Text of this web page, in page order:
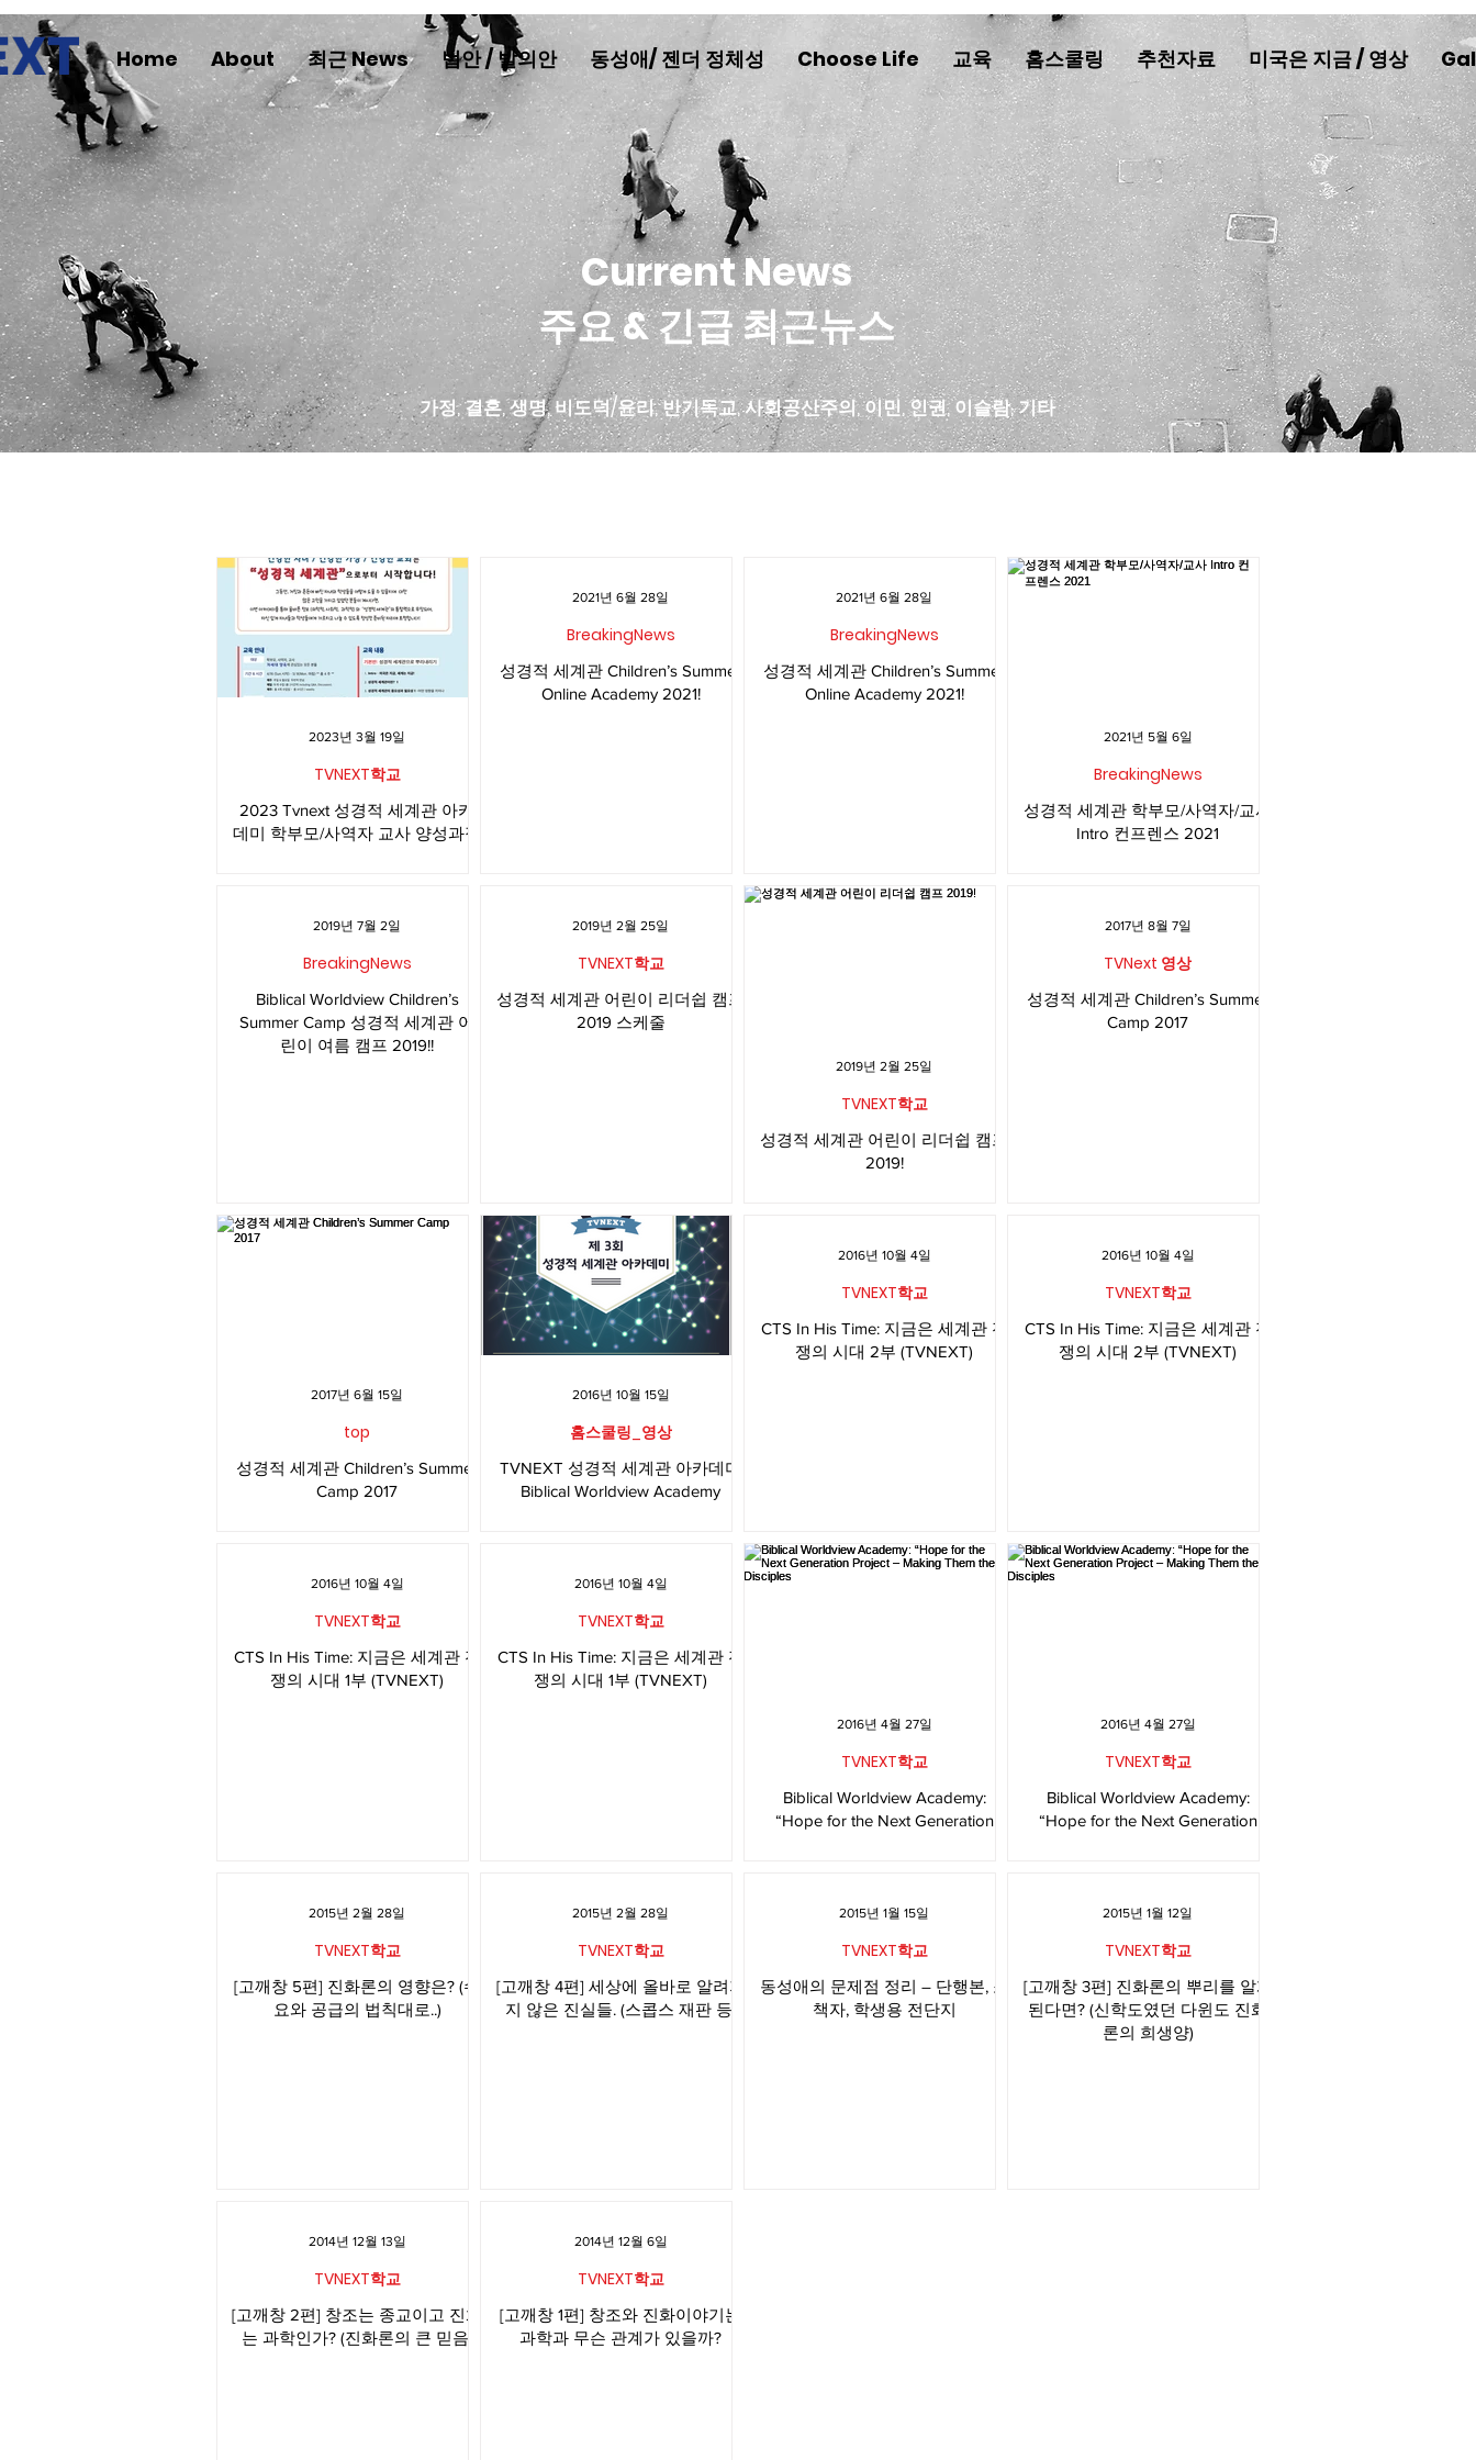
Home About 최근 News 법안 / 발의안 동성애/ 젠더 정체성 Choose Life 교육 홈스쿨링 추천자료 미국은 지금 / 영상
Current News
주요 & 긴급 최근뉴스
가정, 결혼, 생명, 비도덕/윤리, 반기독교, 사회공산주의, 이민, 인권, 이슬람, 기타
2023 Tvnext 성경적 세계관 아카
데미 학부모/사역자 교사 양성과정
TVNEXT학교
2023년 3월 19일
성경적 세계관 Children’s Summer
Online Academy 2021!
BreakingNews
2021년 6월 28일
성경적 세계관 Children’s Summer
Online Academy 2021!
BreakingNews
2021년 6월 28일
성경적 세계관 학부모/사역자/교사
Intro 컨프렌스 2021
BreakingNews
2021년 5월 6일
Biblical Worldview Children’s
Summer Camp 성경적 세계관 어
린이 여름 캠프 2019!!
BreakingNews
2019년 7월 2일
성경적 세계관 어린이 리더쉽 캠프
2019 스케줄
TVNEXT학교
2019년 2월 25일
성경적 세계관 어린이 리더쉽 캠프
2019!
TVNEXT학교
2019년 2월 25일
성경적 세계관 Children’s Summer
Camp 2017
TVNext 영상
2017년 8월 7일
성경적 세계관 Children’s Summer
Camp 2017
top
2017년 6월 15일
TVNEXT 성경적 세계관 아카데미
Biblical Worldview Academy
홈스쿨링_영상
2016년 10월 15일
CTS In His Time: 지금은 세계관 전
쟁의 시대 2부 (TVNEXT)
TVNEXT학교
2016년 10월 4일
CTS In His Time: 지금은 세계관 전
쟁의 시대 2부 (TVNEXT)
TVNEXT학교
2016년 10월 4일
CTS In His Time: 지금은 세계관 전
쟁의 시대 1부 (TVNEXT)
TVNEXT학교
2016년 10월 4일
CTS In His Time: 지금은 세계관 전
쟁의 시대 1부 (TVNEXT)
TVNEXT학교
2016년 10월 4일
Biblical Worldview Academy:
“Hope for the Next Generation
TVNEXT학교
2016년 4월 27일
Biblical Worldview Academy:
“Hope for the Next Generation
TVNEXT학교
2016년 4월 27일
[고깨창 5편] 진화론의 영향은? (수
요와 공급의 법칙대로..)
TVNEXT학교
2015년 2월 28일
[고깨창 4편] 세상에 올바로 알려지
지 않은 진실들. (스콥스 재판 등)
TVNEXT학교
2015년 2월 28일
동성애의 문제점 정리 – 단행본, 소
책자, 학생용 전단지
TVNEXT학교
2015년 1월 15일
[고깨창 3편] 진화론의 뿌리를 알게
된다면? (신학도였던 다윈도 진화
론의 희생양)
TVNEXT학교
2015년 1월 12일
[고깨창 2편] 창조는 종교이고 진화
는 과학인가? (진화론의 큰 믿음)
TVNEXT학교
2014년 12월 13일
[고깨창 1편] 창조와 진화이야기는
과학과 무슨 관계가 있을까?
TVNEXT학교
2014년 12월 6일